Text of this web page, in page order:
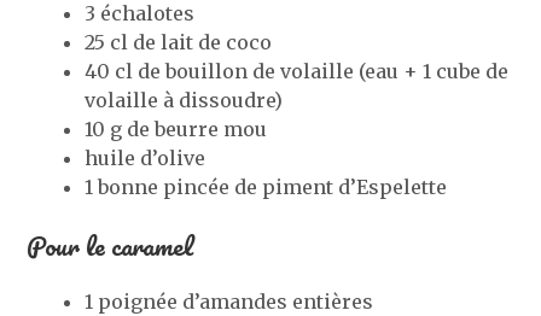
3 échalotes
25 cl de lait de coco
40 cl de bouillon de volaille (eau + 1 cube de
volaille à dissoudre)
10 g de beurre mou
huile d’olive
1 bonne pincée de piment d’Espelette
Pour le caramel
1 poignée d’amandes entières